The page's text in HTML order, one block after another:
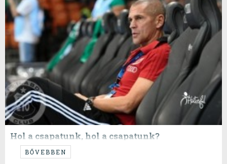
Hol a csapatunk, hol a csapatunk?
A Győri Audi ETO KC a Siófok elleni idegenbeli vereség után most a BL-
ben betlizett a Brest ellen otthon.
BŐVEBBEN